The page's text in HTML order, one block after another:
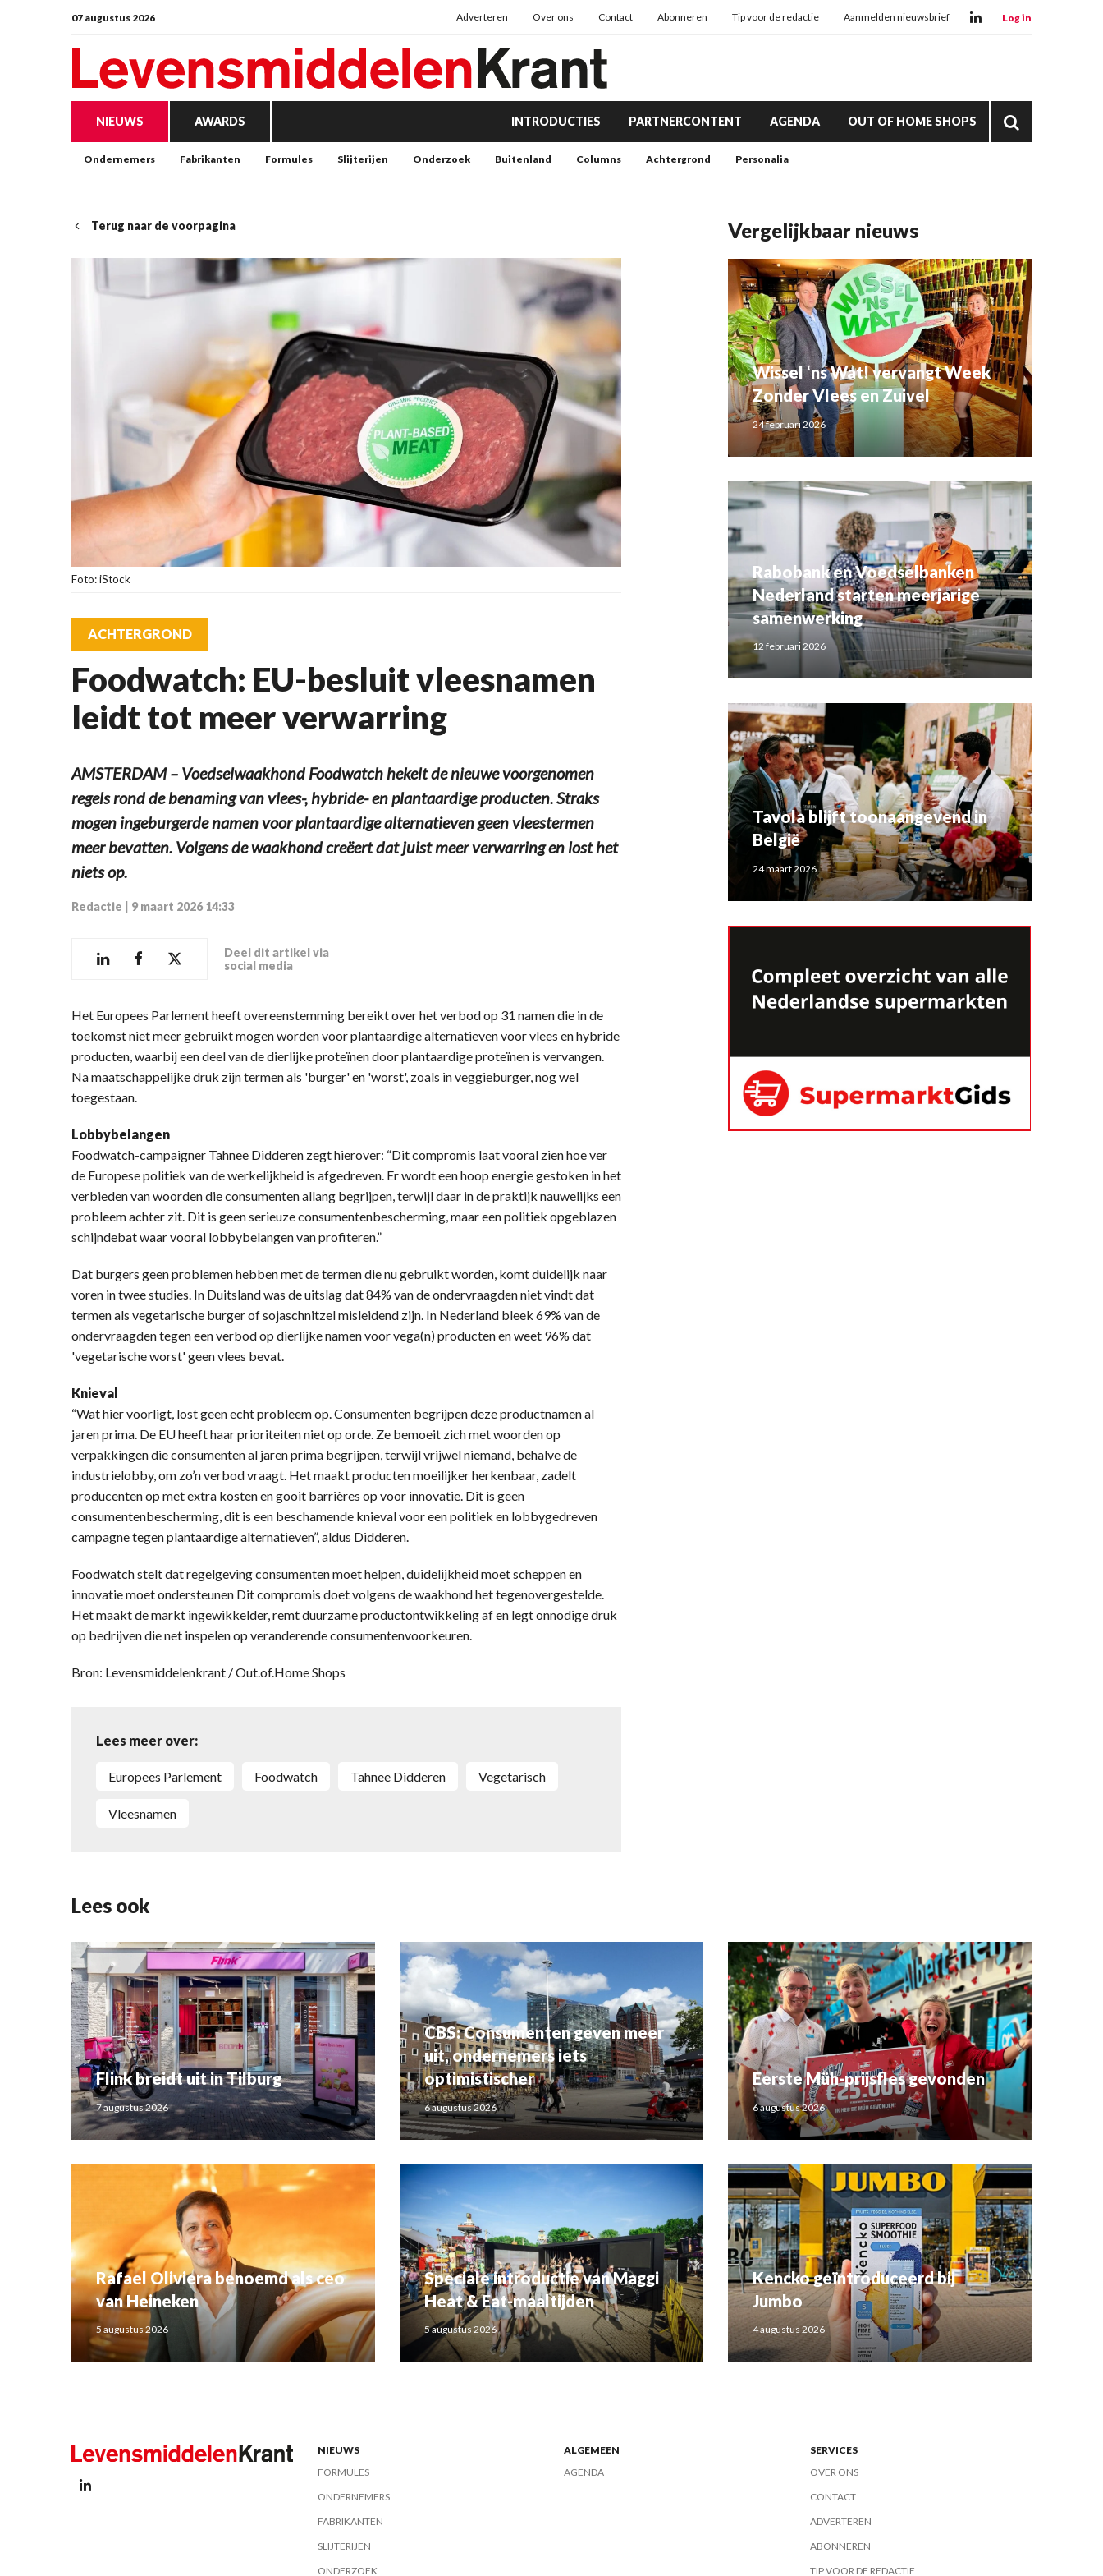
07 augustus 2026 Adverteren Over ons Contact Abonneren Tip voor de redactie Aanmelden nieuwsbrief Log in
NIEUWS AWARDS INTRODUCTIES PARTNERCONTENT AGENDA OUT OF HOME SHOPS
Ondernemers Fabrikanten Formules Slijterijen Onderzoek Buitenland Columns Achtergrond Personalia
Terug naar de voorpagina
Foto: iStock
ACHTERGROND
Foodwatch: EU-besluit vleesnamen
leidt tot meer verwarring
AMSTERDAM – Voedselwaakhond Foodwatch hekelt de nieuwe voorgenomen
regels rond de benaming van vlees-, hybride- en plantaardige producten. Straks
mogen ingeburgerde namen voor plantaardige alternatieven geen vleestermen
meer bevatten. Volgens de waakhond creëert dat juist meer verwarring en lost het
niets op.
Redactie 9 maart 2026 14:33
Deel dit artikel via
social media
Het Europees Parlement heeft overeenstemming bereikt over het verbod op 31 namen die in de
toekomst niet meer gebruikt mogen worden voor plantaardige alternatieven voor vlees en hybride
producten, waarbij een deel van de dierlijke proteïnen door plantaardige proteïnen is vervangen.
Na maatschappelijke druk zijn termen als 'burger' en 'worst', zoals in veggieburger, nog wel
toegestaan.
Lobbybelangen
Foodwatch-campaigner Tahnee Didderen zegt hierover: “Dit compromis laat vooral zien hoe ver
de Europese politiek van de werkelijkheid is afgedreven. Er wordt een hoop energie gestoken in het
verbieden van woorden die consumenten allang begrijpen, terwijl daar in de praktijk nauwelijks een
probleem achter zit. Dit is geen serieuze consumentenbescherming, maar een politiek opgeblazen
schijndebat waar vooral lobbybelangen van profiteren.”
Dat burgers geen problemen hebben met de termen die nu gebruikt worden, komt duidelijk naar
voren in twee studies. In Duitsland was de uitslag dat 84% van de ondervraagden niet vindt dat
termen als vegetarische burger of sojaschnitzel misleidend zijn. In Nederland bleek 69% van de
ondervraagden tegen een verbod op dierlijke namen voor vega(n) producten en weet 96% dat
'vegetarische worst' geen vlees bevat.
Knieval
“Wat hier voorligt, lost geen echt probleem op. Consumenten begrijpen deze productnamen al
jaren prima. De EU heeft haar prioriteiten niet op orde. Ze bemoeit zich met woorden op
verpakkingen die consumenten al jaren prima begrijpen, terwijl vrijwel niemand, behalve de
industrielobby, om zo’n verbod vraagt. Het maakt producten moeilijker herkenbaar, zadelt
producenten op met extra kosten en gooit barrières op voor innovatie. Dit is geen
consumentenbescherming, dit is een beschamende knieval voor een politiek en lobbygedreven
campagne tegen plantaardige alternatieven”, aldus Didderen.
Foodwatch stelt dat regelgeving consumenten moet helpen, duidelijkheid moet scheppen en
innovatie moet ondersteunen Dit compromis doet volgens de waakhond het tegenovergestelde.
Het maakt de markt ingewikkelder, remt duurzame productontwikkeling af en legt onnodige druk
op bedrijven die net inspelen op veranderende consumentenvoorkeuren.
Bron: Levensmiddelenkrant / Out.of.Home Shops
Lees meer over:
Europees Parlement Foodwatch Tahnee Didderen vegetarisch
vleesnamen
Vergelijkbaar nieuws
Wissel ‘ns Wat! vervangt Week
Zonder Vlees en Zuivel
24 februari 2026
Rabobank en Voedselbanken
Nederland starten meerjarige
samenwerking
12 februari 2026
Tavola blijft toonaangevend in
België
24 maart 2026
Lees ook
Flink breidt uit in Tilburg
7 augustus 2026
CBS: Consumenten geven meer
uit, ondernemers iets
optimistischer
6 augustus 2026
Eerste Müh-prijsfles gevonden
6 augustus 2026
Rafael Oliviera benoemd als ceo
van Heineken
5 augustus 2026
Speciale introductie van Maggi
Heat & Eat-maaltijden
5 augustus 2026
Kencko geïntroduceerd bij
Jumbo
4 augustus 2026
NIEUWS
FORMULES
ONDERNEMERS
FABRIKANTEN
SLIJTERIJEN
ONDERZOEK
ALGEMEEN
AGENDA
SERVICES
OVER ONS
CONTACT
ADVERTEREN
ABONNEREN
TIP VOOR DE REDACTIE